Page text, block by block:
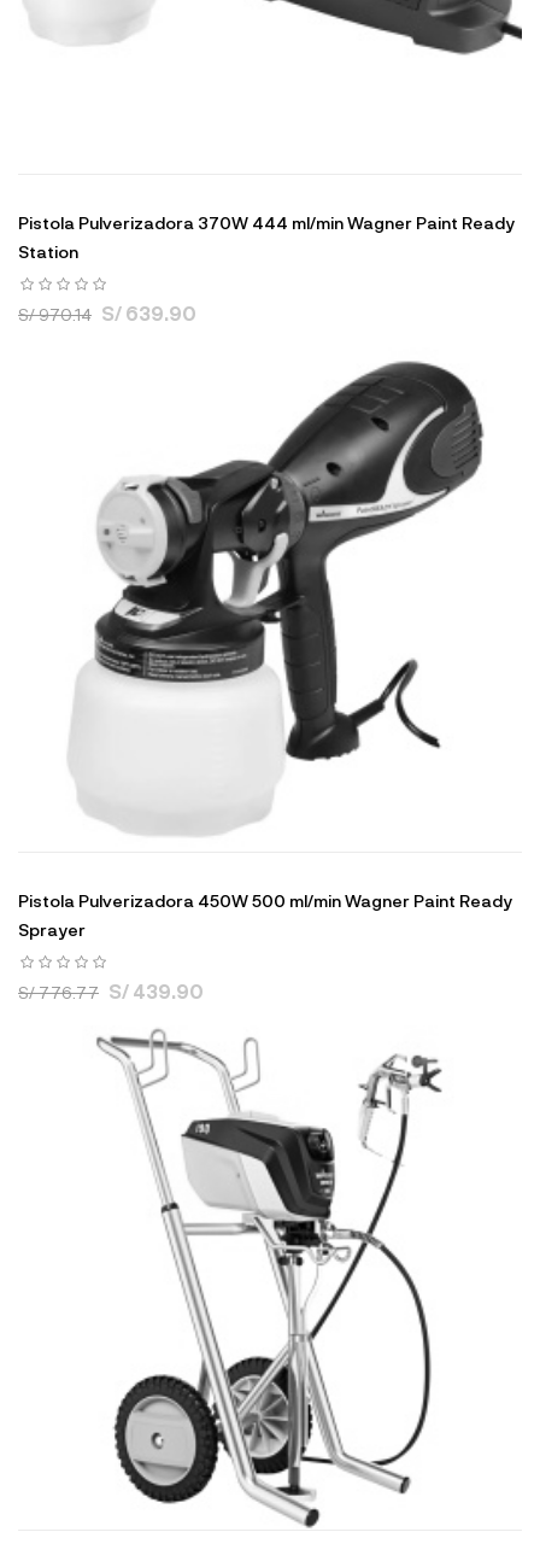
Pistola Pulverizadora 370W 444 ml/min Wagner Paint Ready
Station
S/ 970.14 S/ 639.90
Pistola Pulverizadora 450W 500 ml/min Wagner Paint Ready
Sprayer
S/ 776.77 S/ 439.90